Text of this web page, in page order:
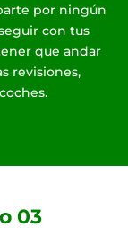
por ningún
con tus
que andar
revisiones,
03